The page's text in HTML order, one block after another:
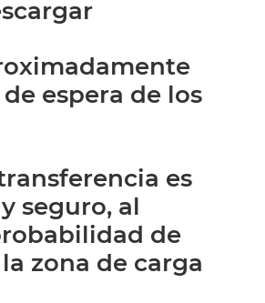
espera de los
es
seguro, al
de
zona de carga